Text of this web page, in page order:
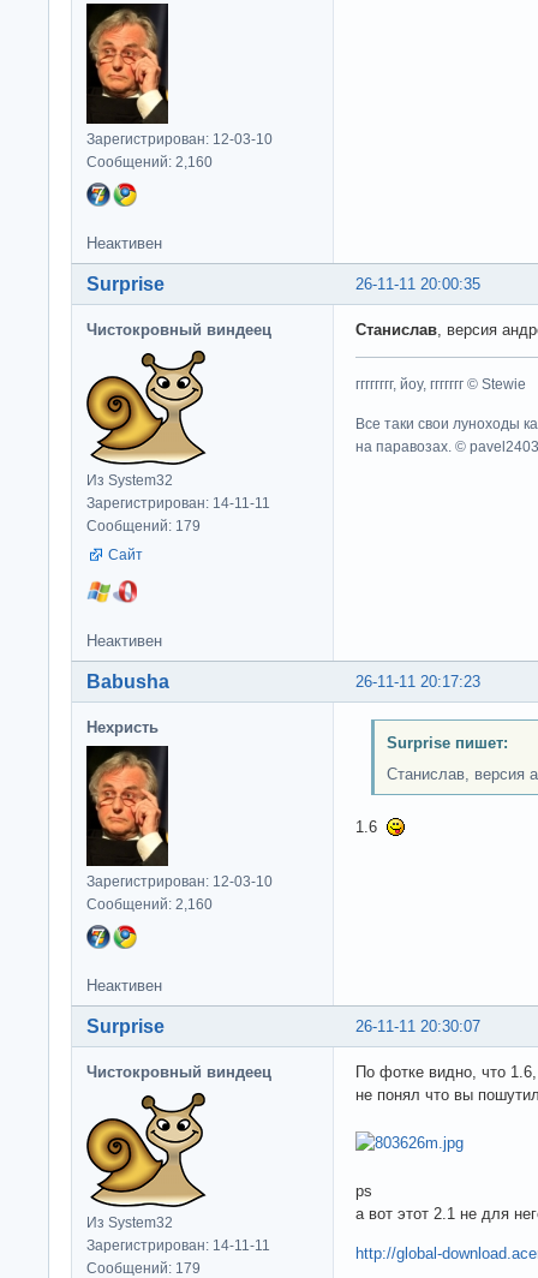
Зарегистрирован: 12-03-10
Сообщений: 2,160
Неактивен
26-11-11 20:00:35
Surprise
Чистокровный виндеец
Из System32
Зарегистрирован: 14-11-11
Сообщений: 179
Сайт
Станислав , версия
гггггггг, йоу, ггггггг © Stewie
Все таки свои луноходы
на паравозах. © pavel2403
Неактивен
26-11-11 20:17:23
Babusha
Нехристь
Зарегистрирован: 12-03-10
Сообщений: 2,160
Surprise пишет:
Станислав, версия
1.6
Неактивен
26-11-11 20:30:07
Surprise
Чистокровный виндеец
Из System32
Зарегистрирован: 14-11-11
Сообщений: 179
По фотке видно, что
не понял что вы
ps
а вот этот 2.1 не для
http://global-